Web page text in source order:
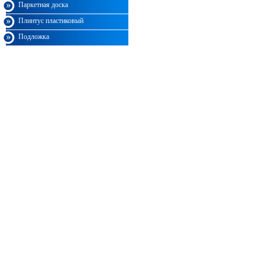
Паркетная доска
Плинтус пластиковый
Подложка